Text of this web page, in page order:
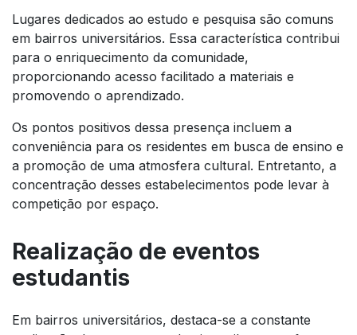
Lugares dedicados ao estudo e pesquisa são comuns
em bairros universitários. Essa característica contribui
para o enriquecimento da comunidade,
proporcionando acesso facilitado a materiais e
promovendo o aprendizado.
Os pontos positivos dessa presença incluem a
conveniência para os residentes em busca de ensino e
a promoção de uma atmosfera cultural. Entretanto, a
concentração desses estabelecimentos pode levar à
competição por espaço.
Realização de eventos
estudantis
Em bairros universitários, destaca-se a constante